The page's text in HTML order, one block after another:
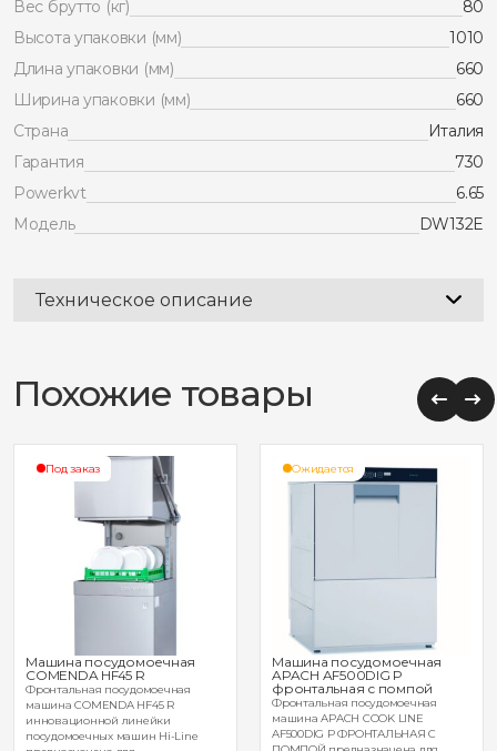
Вес брутто (кг)
80
Высота упаковки (мм)
1010
Длина упаковки (мм)
660
Ширина упаковки (мм)
660
Страна
Италия
Гарантия
730
Powerkvt
6.65
Модель
DW132E
Техническое описание
Похожие товары
Под заказ
Машина посудомоечная
COMENDA HF45 R
Фронтальная посудомоечная
машина COMENDA HF45 R
инновационной линейки
посудомоечных машин Hi-Line
Ожидается
Машина посудомоечная
APACH AF500DIG P
фронтальная с помпой
Фронтальная посудомоечная
машина APACH COOK LINE
AF500DIG P ФРОНТАЛЬНАЯ С